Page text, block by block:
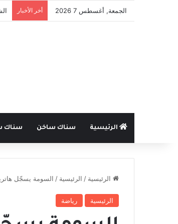
الجمعة, أغسطس 7 2026 أخر الأخبار
الرئيسية سناك ساخن سناك
الرئيسية / الرئيسية / السومة يسجّل
الرئيسية رياضة